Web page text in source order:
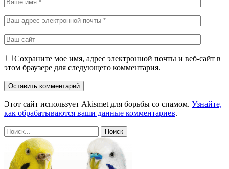
Сохраните мое имя, адрес электронной почты и веб-сайт в
этом браузере для следующего комментария.
Этот сайт использует Akismet для борьбы со спамом. Узнайте,
как обрабатываются ваши данные комментариев.